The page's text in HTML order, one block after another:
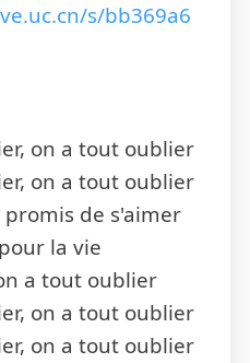
s/bb369a6
on a tout oublier
on a tout oublier
promis de s'aimer
pour la vie
a tout oublier
on a tout oublier
on a tout oublier